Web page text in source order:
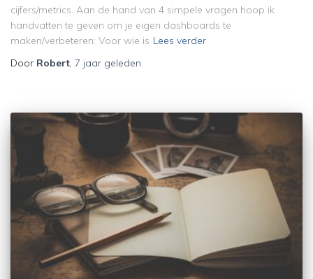
cijfers/metrics. Aan de hand van 4 simpele vragen hoop ik
handvatten te geven om je eigen dashboards te
maken/verbeteren: Voor wie is Lees verder
Door Robert, 7 jaar geleden